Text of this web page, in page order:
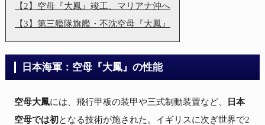
【2】空母『大鳳』竣工、マリアナ沖へ
【3】第三艦隊旗艦・不沈空母『大鳳』
日本海軍：空母『大鳳』の性能
空母大鳳には、飛行甲板の装甲や三式制動装置など、
日本
空母では初 となる技術が施された。イギリスに次ぎ世界で2